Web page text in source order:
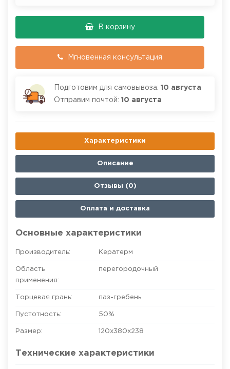
В корзину
Мгновенная консультация
Подготовим для самовывоза: 10 августа
Отправим почтой: 10 августа
Характеристики
Описание
Отзывы (0)
Оплата и доставка
Основные характеристики
Производитель: Кератерм
Область
применения:
перегородочный
Торцевая грань: паз-гребень
Пустотность: 50%
Размер: 120х380х238
Технические характеристики